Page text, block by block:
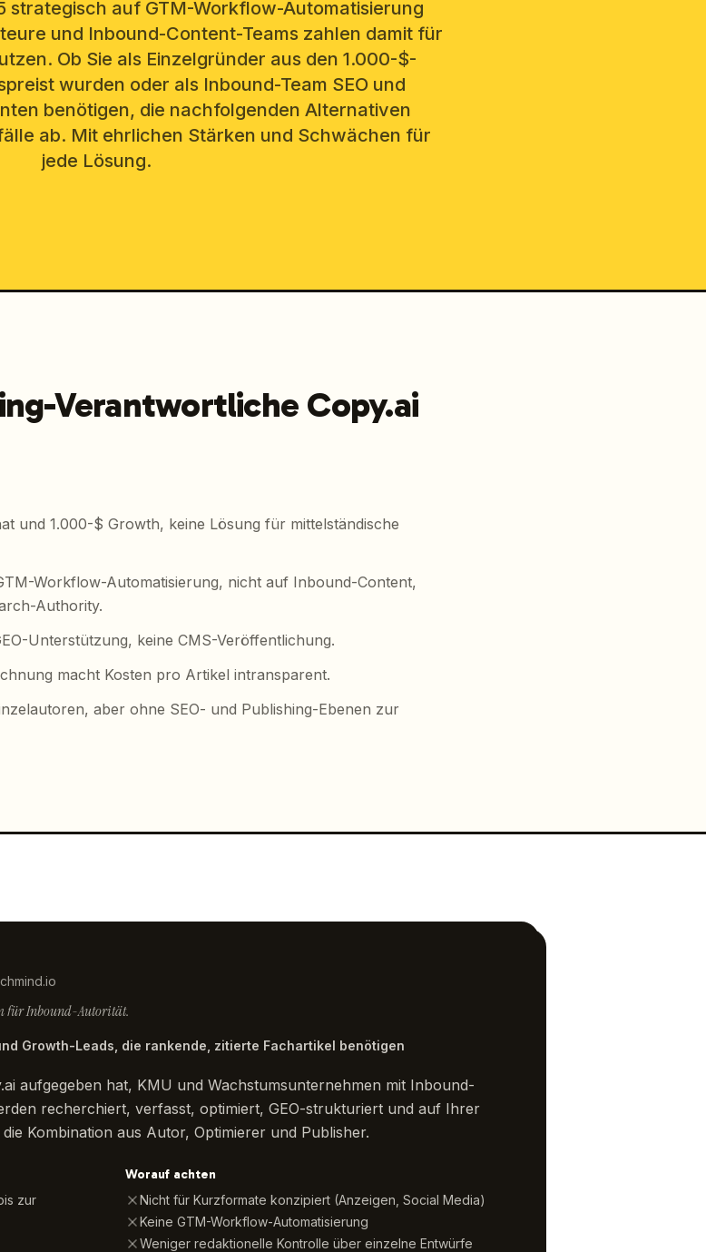
strategisch auf GTM-Workflow-Automatisierung
und Inbound-Content-Teams zahlen damit für
Ob Sie als Einzelgründer aus den 1.000-$-
wurden oder als Inbound-Team SEO und
benötigen, die nachfolgenden Alternativen
ab. Mit ehrlichen Stärken und Schwächen für
jede Lösung.
Verantwortliche Copy.ai
und 1.000-$ Growth, keine Lösung für mittelständische
Workflow-Automatisierung, nicht auf Inbound-Content,
Authority.
Unterstützung, keine CMS-Veröffentlichung.
macht Kosten pro Artikel intransparent.
aber ohne SEO- und Publishing-Ebenen zur
für Inbound-Autorität.
Growth-Leads, die rankende, zitierte Fachartikel benötigen
aufgegeben hat, KMU und Wachstumsunternehmen mit Inbound-
recherchiert, verfasst, optimiert, GEO-strukturiert und auf Ihrer
Kombination aus Autor, Optimierer und Publisher.
zur
Worauf achten
Nicht für Kurzformate konzipiert (Anzeigen, Social Media)
Keine GTM-Workflow-Automatisierung
Weniger redaktionelle Kontrolle über einzelne Entwürfe